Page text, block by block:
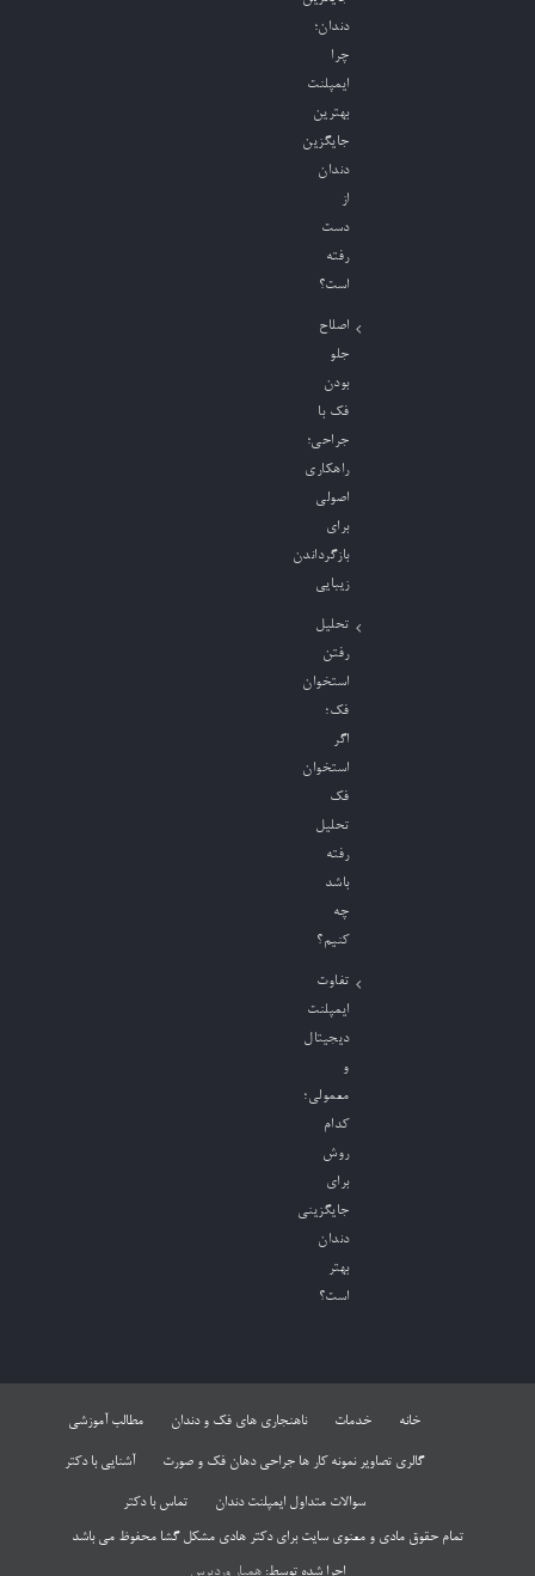
دندان؛
چرا
ایمپلنت
بهترین
جایگزین
دندان
از
دست
رفته
است؟
اصلاح
جلو
بودن
فک با
جراحی؛
راهکاری
اصولی
برای
بازگرداندن
زیبایی
تحلیل
رفتن
استخوان
فک؛
اگر
استخوان
فک
تحلیل
رفته
باشد
چه
کنیم؟
تفاوت
ایمپلنت
دیجیتال
و
معمولی؛
کدام
روش
برای
جایگزینی
دندان
بهتر
است؟
خانه خدمات ناهنجاری های فک و دندان مطالب آموزشی
گالری تصاویر نمونه کار ها جراحی دهان فک و صورت آشنایی با دکتر
سوالات متداول ایمپلنت دندان تماس با دکتر
تمام حقوق مادی و معنوی سایت برای دکتر هادی مشکل گشا محفوظ می باشد